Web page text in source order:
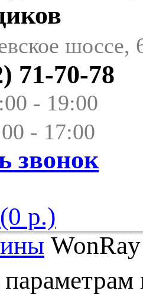
шоссе,
71-70-78
- 19:00
- 17:00
звонок
(0 р.)
WonRay